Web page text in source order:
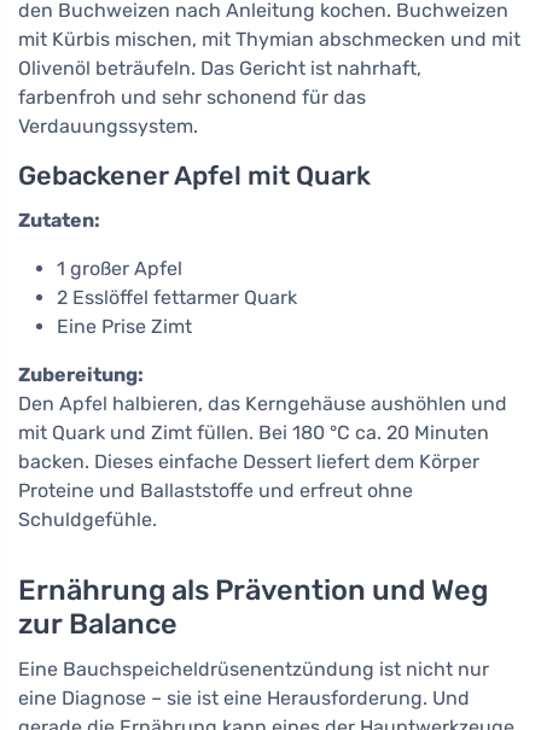
den Buchweizen nach Anleitung kochen. Buchweizen
mit Kürbis mischen, mit Thymian abschmecken und mit
Olivenöl beträufeln. Das Gericht ist nahrhaft,
farbenfroh und sehr schonend für das
Verdauungssystem.
Gebackener Apfel mit Quark
Zutaten:
1 großer Apfel
2 Esslöffel fettarmer Quark
Eine Prise Zimt
Zubereitung:
Den Apfel halbieren, das Kerngehäuse aushöhlen und
mit Quark und Zimt füllen. Bei 180 °C ca. 20 Minuten
backen. Dieses einfache Dessert liefert dem Körper
Proteine und Ballaststoffe und erfreut ohne
Schuldgefühle.
Ernährung als Prävention und Weg
zur Balance
Eine Bauchspeicheldrüsenentzündung ist nicht nur
eine Diagnose – sie ist eine Herausforderung. Und